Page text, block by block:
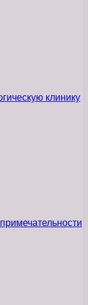
клинику